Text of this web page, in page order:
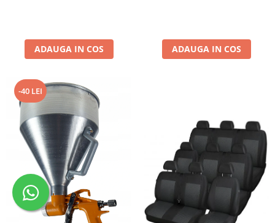
ADAUGA IN COS ADAUGA IN COS
-40 LEI